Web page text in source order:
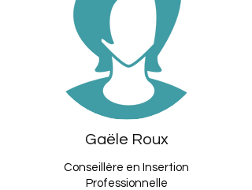
Gaële Roux
Conseillère en Insertion
Professionnelle